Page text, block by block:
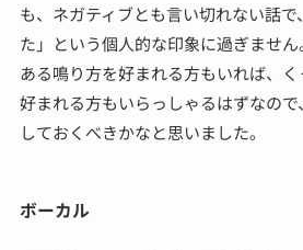
も、ネガティブとも言い切れない話
た」という個人的な印象に過ぎませ
ある鳴り方を好まれる方もいれば、
好まれる方もいらっしゃるはずなので
しておくべきかなと思いました。
ボーカル